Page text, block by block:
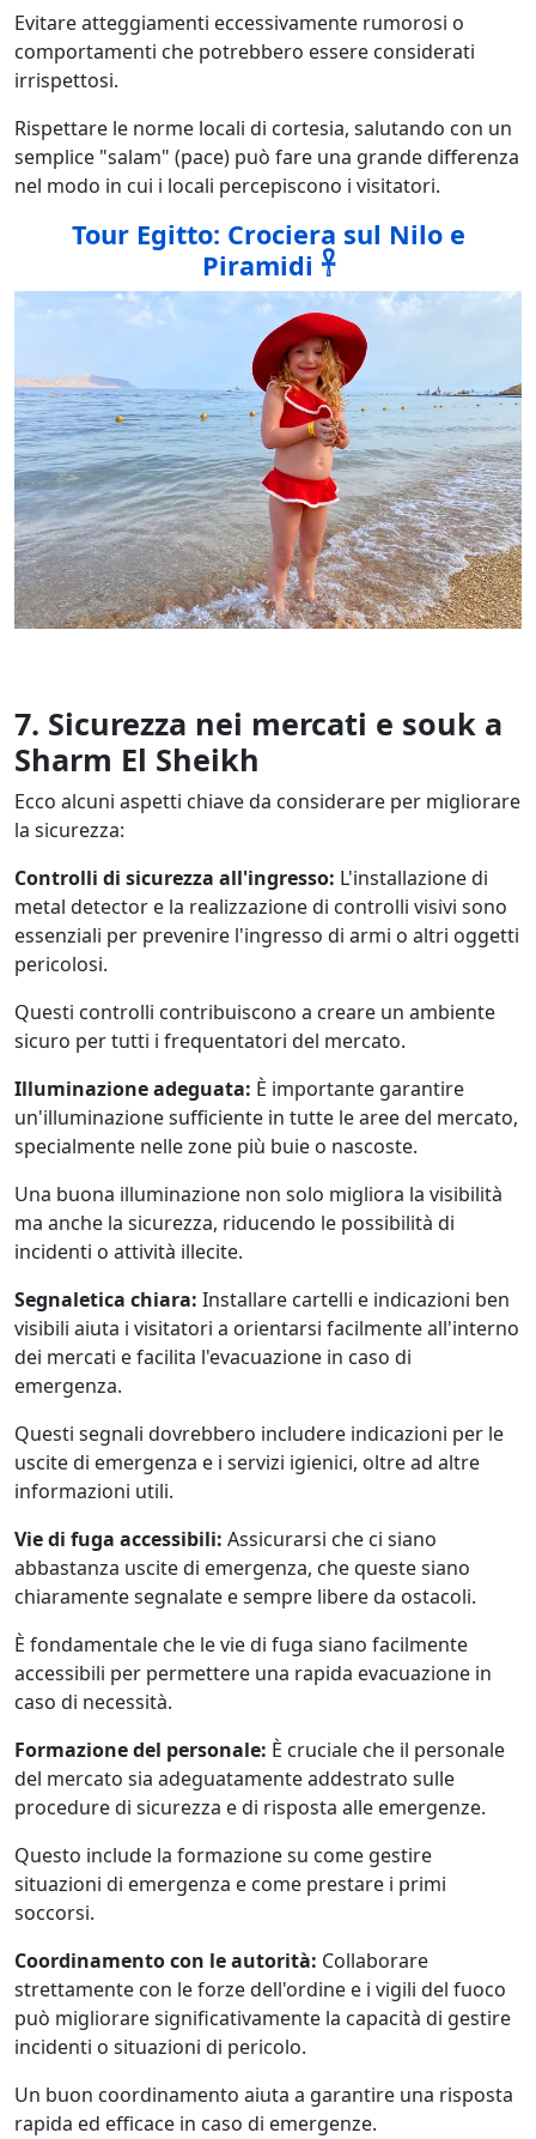
Evitare atteggiamenti eccessivamente rumorosi o
comportamenti che potrebbero essere considerati
irrispettosi.
Rispettare le norme locali di cortesia, salutando con un
semplice "salam" (pace) può fare una grande differenza
nel modo in cui i locali percepiscono i visitatori.
Tour Egitto: Crociera sul Nilo e
Piramidi 𓋹
7. Sicurezza nei mercati e souk a
Sharm El Sheikh
Ecco alcuni aspetti chiave da considerare per migliorare
la sicurezza:
Controlli di sicurezza all'ingresso: L'installazione di
metal detector e la realizzazione di controlli visivi sono
essenziali per prevenire l'ingresso di armi o altri oggetti
pericolosi.
Questi controlli contribuiscono a creare un ambiente
sicuro per tutti i frequentatori del mercato.
Illuminazione adeguata: È importante garantire
un'illuminazione sufficiente in tutte le aree del mercato,
specialmente nelle zone più buie o nascoste.
Una buona illuminazione non solo migliora la visibilità
ma anche la sicurezza, riducendo le possibilità di
incidenti o attività illecite.
Segnaletica chiara: Installare cartelli e indicazioni ben
visibili aiuta i visitatori a orientarsi facilmente all'interno
dei mercati e facilita l'evacuazione in caso di
emergenza.
Questi segnali dovrebbero includere indicazioni per le
uscite di emergenza e i servizi igienici, oltre ad altre
informazioni utili.
Vie di fuga accessibili: Assicurarsi che ci siano
abbastanza uscite di emergenza, che queste siano
chiaramente segnalate e sempre libere da ostacoli.
È fondamentale che le vie di fuga siano facilmente
accessibili per permettere una rapida evacuazione in
caso di necessità.
Formazione del personale: È cruciale che il personale
del mercato sia adeguatamente addestrato sulle
procedure di sicurezza e di risposta alle emergenze.
Questo include la formazione su come gestire
situazioni di emergenza e come prestare i primi
soccorsi.
Coordinamento con le autorità: Collaborare
strettamente con le forze dell'ordine e i vigili del fuoco
può migliorare significativamente la capacità di gestire
incidenti o situazioni di pericolo.
Un buon coordinamento aiuta a garantire una risposta
rapida ed efficace in caso di emergenze.